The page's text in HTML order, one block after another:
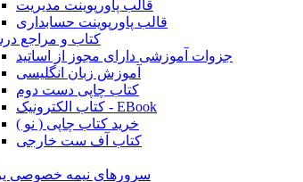
قالب پاورپوینت مدیریت
قالب پاورپوینت حسابداری
کتاب و مراجع
جزوات آموزشی دارای مجوز از اساتید
آموزش زبان انگلیسی
کتاب چاپی دست دوم
کتاب الکترونیک - EBook
خرید کتاب چاپی ( نو )
کتاب آف ست خارجی
سرورهای نیمه خصوصی